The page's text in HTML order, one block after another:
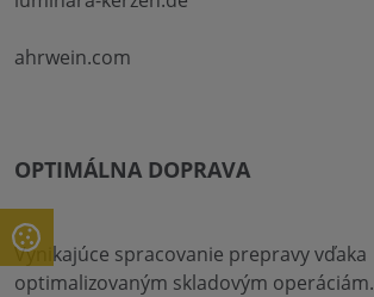
ahrwein.com
OPTIMÁLNA DOPRAVA
Vynikajúce spracovanie prepravy vďaka
optimalizovaným skladovým operáciám.